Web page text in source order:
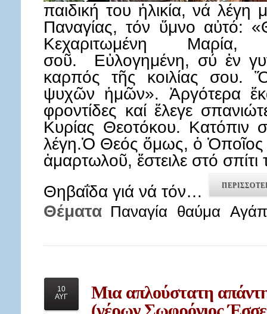
παιδική του ἡλικία, νά λέγη
Παναγίας, τόν ὕμνο αὐτό:
Κεχαριτωμένη
σοῦ. Εὐλογημένη, σύ ἐν
καρπός τῆς κοιλίας σου.
ψυχῶν ἡμῶν». Ἀργότερα
φροντίδες καί ἔλεγε
Κυρίας Θεοτόκου. Κατόπιν
λέγη.Ὁ Θεός ὅμως, ὁ Ὁποῖος
ἁμαρτωλοῦ, ἔστειλε στό
Θηβαΐδα γιά νά τόν…
Θέματα Παναγία θαύμα
10
ΑΥΓ
Μιααπλούστατη